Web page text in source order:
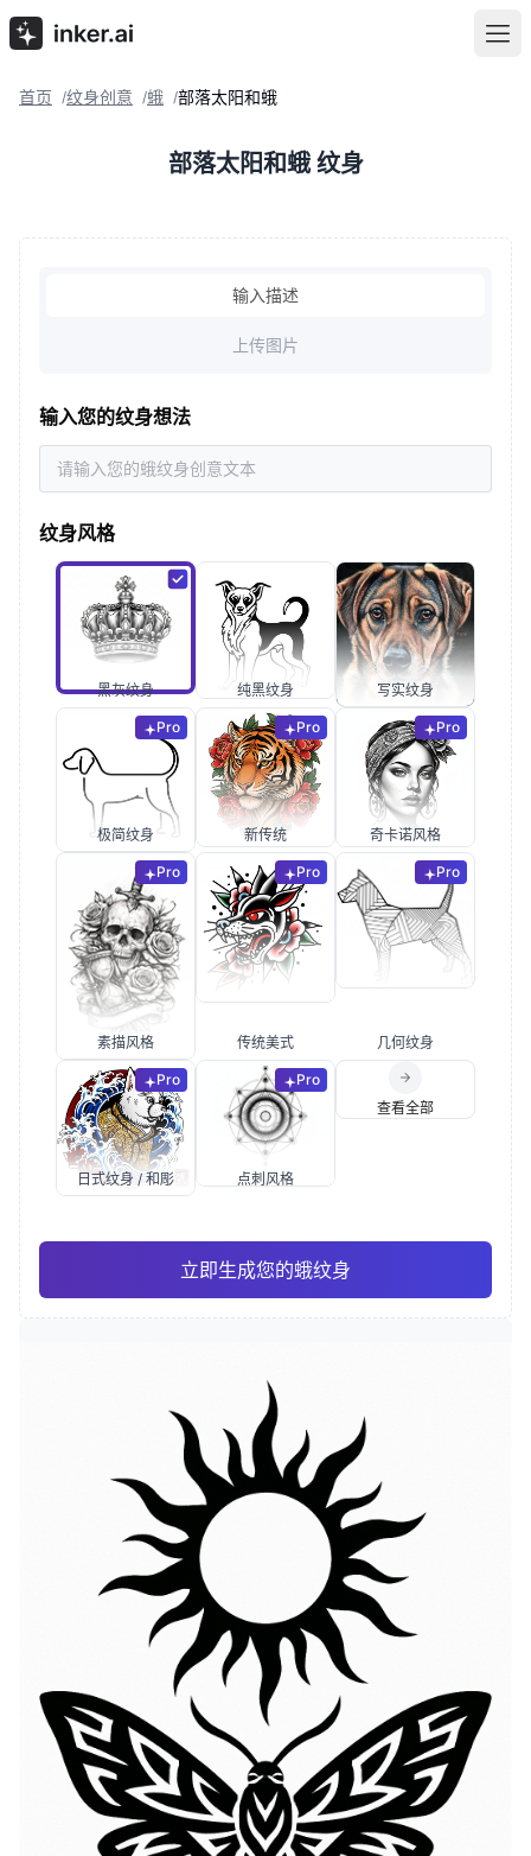
首页 /纹身创意 /蛾 /部落太阳和蛾
部落太阳和蛾 纹身
输入描述
上传图片
输入您的纹身想法
纹身风格
黑灰纹身 纯黑纹身 写实纹身
Pro
极简纹身
Pro
新传统
Pro
奇卡诺风格
Pro
素描风格
Pro
传统美式
Pro
几何纹身
Pro
日式纹身 / 和彫
Pro
点刺风格
查看全部
立即生成您的蛾纹身